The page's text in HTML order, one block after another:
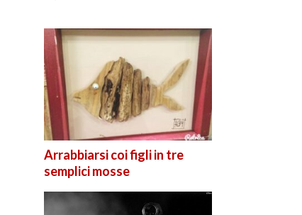
Arrabbiarsi coi figli in tre
semplici mosse